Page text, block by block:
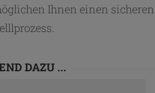
Ihnen einen sicheren
DAZU ...